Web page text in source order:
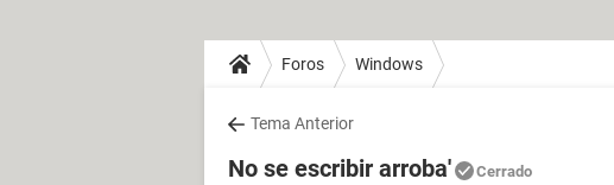
Foros Windows
Tema Anterior
No se escribir arroba' Cerrado